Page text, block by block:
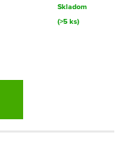
Skladom
(>5 ks)